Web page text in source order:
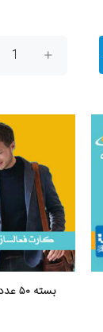
بسته ۵۰ عددی کارت فعالسازی دانشجویی